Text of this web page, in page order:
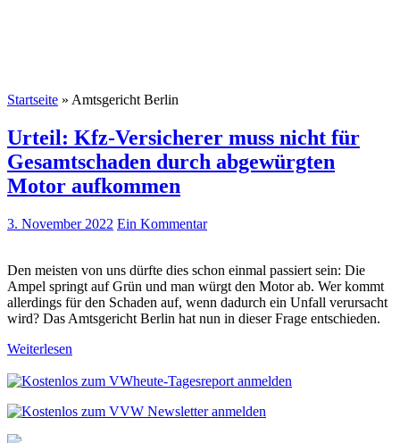
Startseite » Amtsgericht Berlin
Urteil: Kfz-Versicherer muss nicht für
Gesamtschaden durch abgewürgten
Motor aufkommen
3. November 2022 Ein Kommentar
Den meisten von uns dürfte dies schon einmal passiert sein: Die
Ampel springt auf Grün und man würgt den Motor ab. Wer kommt
allerdings für den Schaden auf, wenn dadurch ein Unfall verursacht
wird? Das Amtsgericht Berlin hat nun in dieser Frage entschieden.
Weiterlesen